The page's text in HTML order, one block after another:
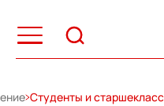
Студенты и